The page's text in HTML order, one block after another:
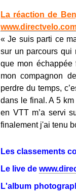
La réaction de
« Je suis parti ce
sur un parcours qui
que mon
mon compagnon
perdre du temps,
dans le final. A 5
en VTT m’a servi
finalement j'ai tenu
Les classements
Le live de
L'album